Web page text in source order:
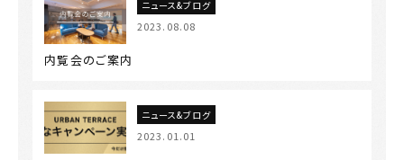
ニュース&ブログ
2023.08.08
内覧会のご案内
ニュース&ブログ
2023.01.01